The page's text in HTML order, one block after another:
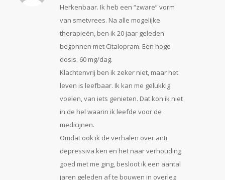
Herkenbaar. Ik heb een “zware” vorm
van smetvrees. Na alle mogelijke
therapieën, ben ik 20 jaar geleden
begonnen met Citalopram. Een hoge
dosis. 60 mg/dag.
Klachtenvrij ben ik zeker niet, maar het
leven is leefbaar. Ik kan me gelukkig
voelen, van iets genieten. Dat kon ik niet
in de hel waarin ik leefde voor de
medicijnen.
Omdat ook ik de verhalen over anti
depressiva ken en het naar verhouding
goed met me ging, besloot ik een aantal
jaren geleden af te bouwen in overleg